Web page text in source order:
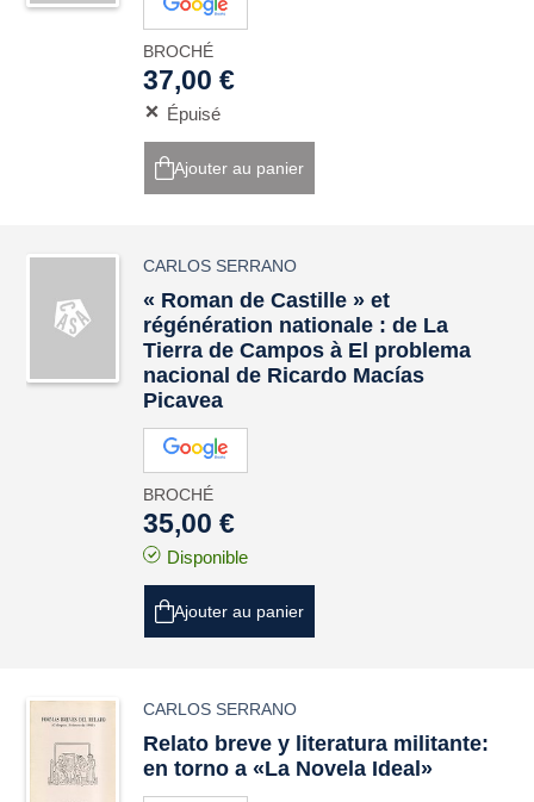
BROCHÉ
37,00 €
Épuisé
Ajouter au panier
CARLOS SERRANO
« Roman de Castille » et
régénération nationale : de La
Tierra de Campos à El problema
nacional de Ricardo Macías
Picavea
BROCHÉ
35,00 €
Disponible
Ajouter au panier
CARLOS SERRANO
Relato breve y literatura militante:
en torno a «La Novela Ideal»